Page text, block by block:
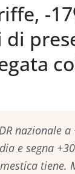
-
nazionale
e segna
tiene.